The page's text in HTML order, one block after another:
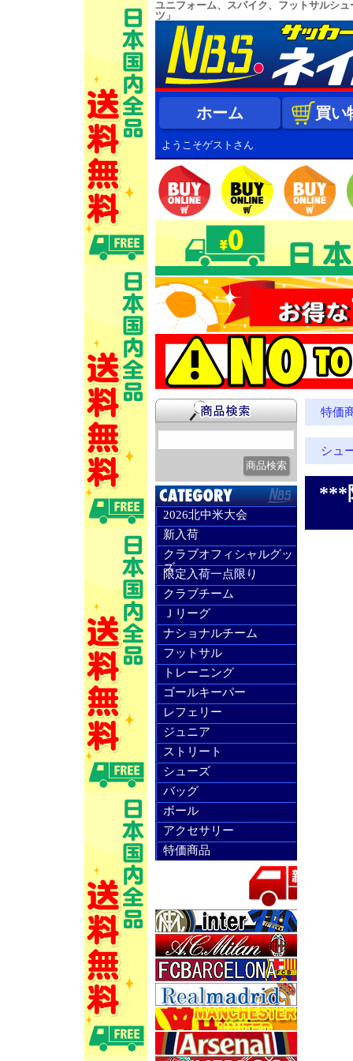
ユニフォーム、スパイク、フットサルシ
ツ」
ホーム 買い
ようこそゲストさん
2026北中米大会
新入荷
クラブオフィシャルグッ
ズ
限定入荷一点限り
クラブチーム
Ｊリーグ
ナショナルチーム
フットサル
トレーニング
ゴールキーパー
レフェリー
ジュニア
ストリート
シューズ
バッグ
ボール
アクセサリー
特価商品
特価
シュ
***